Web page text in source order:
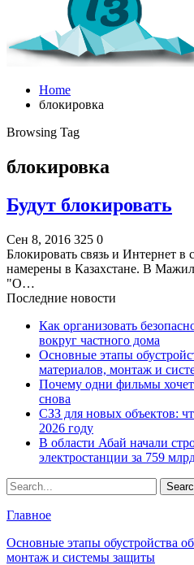
Home
блокировка
Browsing Tag
блокировка
Будут блокировать
Сен 8, 2016 325 0
Блокировать связь и Интернет в
намерены в Казахстане. В
"О…
Последние новости
Как организовать
вокруг частного дома
Основные этапы
материалов, монтаж и
Почему одни фильмы
снова
СЗЗ для новых объектов:
2026 году
В области Абай начали
электростанции за 759
Главное
Основные этапы обустройства
монтаж и системы защиты